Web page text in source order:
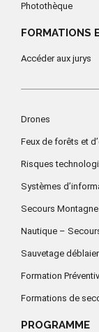
Photothèque
FORMATIONS
Accéder aux jurys
Drones
Feux de forêts et
Risques
Systèmes
Secours
Nautique –
Sauvetage
Formation
Formations de
PROGRAMME